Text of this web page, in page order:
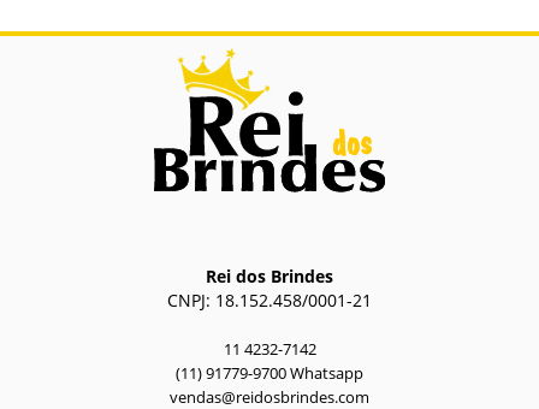
Rei dos Brindes
CNPJ: 18.152.458/0001-21
11 4232-7142
(11) 91779-9700 Whatsapp
vendas@reidosbrindes.com